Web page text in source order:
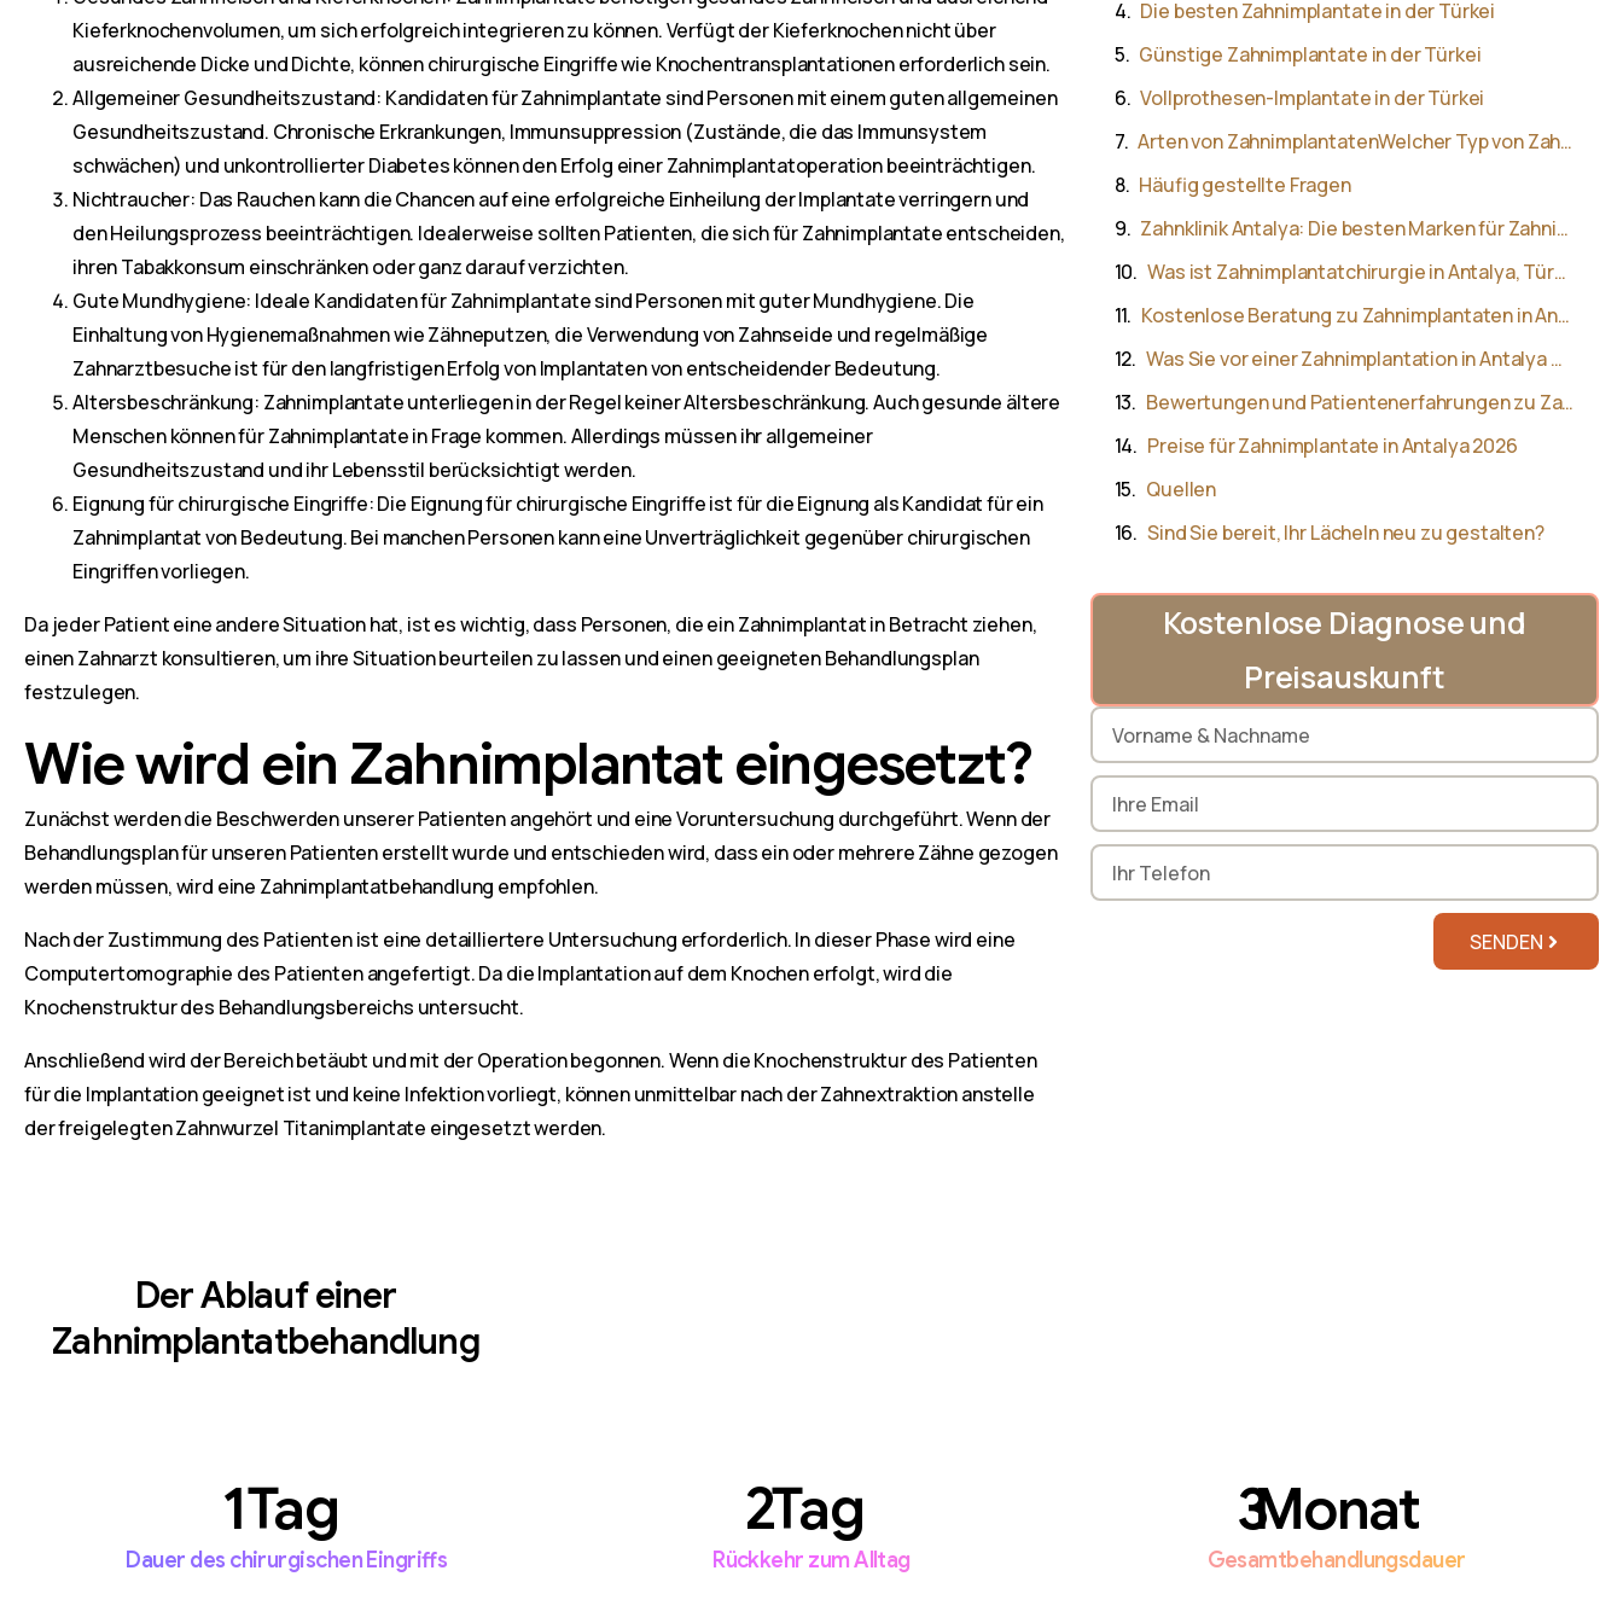
Kieferknochenvolumen, um sich erfolgreich integrieren zu können. Verfügt der Kieferknochen nicht über
ausreichende Dicke und Dichte, können chirurgische Eingriffe wie Knochentransplantationen erforderlich sein.
Allgemeiner Gesundheitszustand: Kandidaten für Zahnimplantate sind Personen mit einem guten allgemeinen
Gesundheitszustand. Chronische Erkrankungen, Immunsuppression (Zustände, die das Immunsystem
schwächen) und unkontrollierter Diabetes können den Erfolg einer Zahnimplantatoperation beeinträchtigen.
Nichtraucher: Das Rauchen kann die Chancen auf eine erfolgreiche Einheilung der Implantate verringern und
den Heilungsprozess beeinträchtigen. Idealerweise sollten Patienten, die sich für Zahnimplantate entscheiden,
ihren Tabakkonsum einschränken oder ganz darauf verzichten.
Gute Mundhygiene: Ideale Kandidaten für Zahnimplantate sind Personen mit guter Mundhygiene. Die
Einhaltung von Hygienemaßnahmen wie Zähneputzen, die Verwendung von Zahnseide und regelmäßige
Zahnarztbesuche ist für den langfristigen Erfolg von Implantaten von entscheidender Bedeutung.
Altersbeschränkung: Zahnimplantate unterliegen in der Regel keiner Altersbeschränkung. Auch gesunde ältere
Menschen können für Zahnimplantate in Frage kommen. Allerdings müssen ihr allgemeiner
Gesundheitszustand und ihr Lebensstil berücksichtigt werden.
Eignung für chirurgische Eingriffe: Die Eignung für chirurgische Eingriffe ist für die Eignung als Kandidat für ein
Zahnimplantat von Bedeutung. Bei manchen Personen kann eine Unverträglichkeit gegenüber chirurgischen
Eingriffen vorliegen.
Da jeder Patient eine andere Situation hat, ist es wichtig, dass Personen, die ein Zahnimplantat in Betracht ziehen,
einen Zahnarzt konsultieren, um ihre Situation beurteilen zu lassen und einen geeigneten Behandlungsplan
festzulegen.
Wie wird ein Zahnimplantat eingesetzt?
Zunächst werden die Beschwerden unserer Patienten angehört und eine Voruntersuchung durchgeführt. Wenn der
Behandlungsplan für unseren Patienten erstellt wurde und entschieden wird, dass ein oder mehrere Zähne gezogen
werden müssen, wird eine Zahnimplantatbehandlung empfohlen.
Nach der Zustimmung des Patienten ist eine detailliertere Untersuchung erforderlich. In dieser Phase wird eine
Computertomographie des Patienten angefertigt. Da die Implantation auf dem Knochen erfolgt, wird die
Knochenstruktur des Behandlungsbereichs untersucht.
Anschließend wird der Bereich betäubt und mit der Operation begonnen. Wenn die Knochenstruktur des Patienten
für die Implantation geeignet ist und keine Infektion vorliegt, können unmittelbar nach der Zahnextraktion anstelle
der freigelegten Zahnwurzel Titanimplantate eingesetzt werden.
Die besten Zahnimplantate in der Türkei
Günstige Zahnimplantate in der Türkei
Vollprothesen-Implantate in der Türkei
Arten von ZahnimplantatenWelcher Typ von Zahnimplantat ist besser?
Häufig gestellte Fragen
Zahnklinik Antalya: Die besten Marken für Zahnimplantate in Alanya und der Türkei
Was ist Zahnimplantatchirurgie in Antalya, Türkei?
Kostenlose Beratung zu Zahnimplantaten in Antalya und Kontaktdaten
Was Sie vor einer Zahnimplantation in Antalya wissen sollten
Bewertungen und Patientenerfahrungen zu Zahnimplantaten in Antalya
Preise für Zahnimplantate in Antalya 2026
Quellen
Sind Sie bereit, Ihr Lächeln neu zu gestalten?
Kostenlose Diagnose und
Preisauskunft
SENDEN
Der Ablauf einer
Zahnimplantatbehandlung
Tag
Dauer des chirurgischen Eingriffs
Tag
Rückkehr zum Alltag
Monat
Gesamtbehandlungsdauer
SENDEN